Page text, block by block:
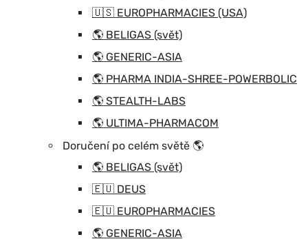
🇺🇸 EUROPHARMACIES (USA)
🌎 BELIGAS (svět)
🌎 GENERIC-ASIA
🌎 PHARMA INDIA-SHREE-POWERBOLIC
🌎 STEALTH-LABS
🌎 ULTIMA-PHARMACOM
Doručení po celém světě 🌎
🌎 BELIGAS (svět)
🇪🇺 DEUS
🇪🇺 EUROPHARMACIES
🌎 GENERIC-ASIA